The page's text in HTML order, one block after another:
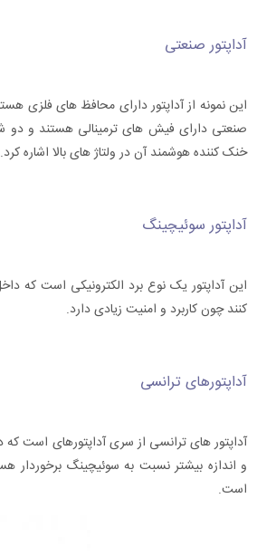
آداپتور صنعتی
این نمونه از آداپتور دارای محافظ های فلزی
صنعتی دارای فیش های ترمینالی هستند و دو
خنک کننده هوشمند آن در ولتاژ های بالا اشاره کرد.
آداپتور سوئیچینگ
این آداپتور یک نوع برد الکترونیکی است که
کنند چون کاربرد و امنیت زیادی دارد.
آداپتورهای ترانسی
آداپتور های ترانسی از سری آداپتورهای است که
و اندازه بیشتر نسبت به سوئیچینگ برخوردار
است.